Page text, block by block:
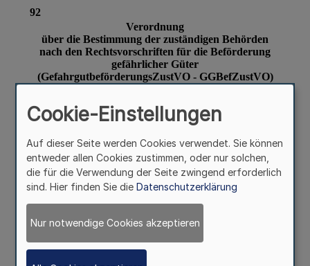
Cookie-Einstellungen
Auf dieser Seite werden Cookies verwendet. Sie können
entweder allen Cookies zustimmen, oder nur solchen,
die für die Verwendung der Seite zwingend erforderlich
sind. Hier finden Sie die Datenschutzerklärung
Nur notwendige Cookies akzeptieren